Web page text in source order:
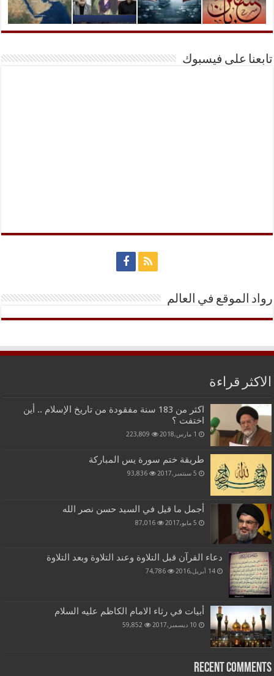
تابعنا على فيسبوك
رواد الموقع في العالم
الاكثر قراءة
اكثر من 183 سنة مفقودة من تاريخ الإسلام .. أين
اختفت ؟
1 مارس,2018 223,809
طريقة ختم سورة يس المباركة
5 سبتمبر,2017 93,836
أجمل ما قيل في السيد حسن نصر الله
5 مايو,2017 87,016
دعاء القرآن قبل التلاوة وعند التلاوة وبعد التلاوة
14 أبريل,2016 74,786
أبيات في رثاء الامام الكاظم عليه السلام
10 ديسمبر,2017 59,852
Recent Comments